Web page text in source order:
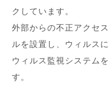
クしています。
外部からの不正アクセ
ルを設置し、ウィルス
ウィルス監視システム
す。